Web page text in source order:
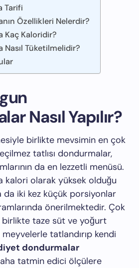
Tarifi
Özellikleri Nelerdir?
Kaç Kaloridir?
Nasıl Tüketilmelidir?
Nasıl Yapılır?
birlikte mevsimin en çok
tatlısı dondurmalar,
da en lezzetli menüsü.
kalori olarak yüksek olduğu
iki kez küçük porsiyonlar
önerilmektedir. Çok
birlikte taze süt ve yoğurt
tatlandırıp kendi
dondurmalar
tatmin edici ölçülere